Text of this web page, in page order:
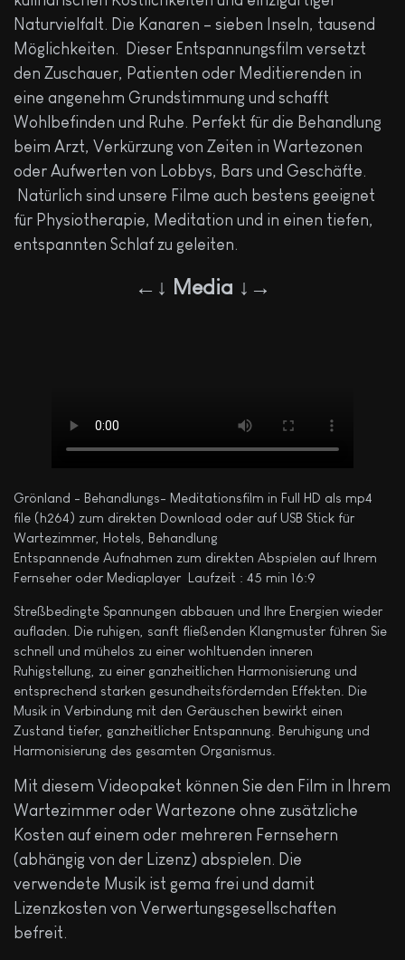
Naturvielfalt. Die Kanaren – sieben Inseln, tausend
Möglichkeiten. Dieser Entspannungsfilm versetzt
den Zuschauer, Patienten oder Meditierenden in
eine angenehm Grundstimmung und schafft
Wohlbefinden und Ruhe. Perfekt für die Behandlung
beim Arzt, Verkürzung von Zeiten in Wartezonen
oder Aufwerten von Lobbys, Bars und Geschäfte.
Natürlich sind unsere Filme auch bestens geeignet
für Physiotherapie, Meditation und in einen tiefen,
entspannten Schlaf zu geleiten.
←↓ Media ↓→
Grönland - Behandlungs- Meditationsfilm in Full HD als mp4
file (h264) zum direkten Download oder auf USB Stick für
Wartezimmer, Hotels, Behandlung
Entspannende Aufnahmen zum direkten Abspielen auf Ihrem
Fernseher oder Mediaplayer Laufzeit : 45 min 16:9
Streßbedingte Spannungen abbauen und Ihre Energien wieder
aufladen. Die ruhigen, sanft fließenden Klangmuster führen Sie
schnell und mühelos zu einer wohltuenden inneren
Ruhigstellung, zu einer ganzheitlichen Harmonisierung und
entsprechend starken gesundheitsfördernden Effekten. Die
Musik in Verbindung mit den Geräuschen bewirkt einen
Zustand tiefer, ganzheitlicher Entspannung. Beruhigung und
Harmonisierung des gesamten Organismus.
Mit diesem Videopaket können Sie den Film in Ihrem
Wartezimmer oder Wartezone ohne zusätzliche
Kosten auf einem oder mehreren Fernsehern
(abhängig von der Lizenz) abspielen. Die
verwendete Musik ist gema frei und damit
Lizenzkosten von Verwertungsgesellschaften
befreit.